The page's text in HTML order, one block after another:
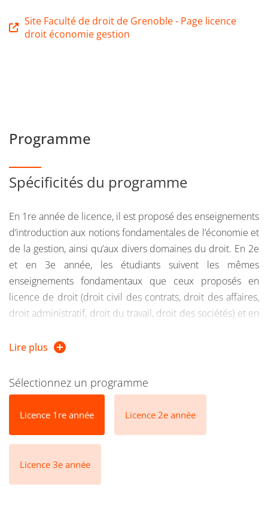
Site Faculté de droit de Grenoble - Page licence
droit économie gestion
Programme
Spécificités du programme
En 1re année de licence, il est proposé des enseignements
d’introduction aux notions fondamentales de l’économie et
de la gestion, ainsi qu’aux divers domaines du droit. En 2e
et en 3e année, les étudiants suivent les mêmes
enseignements fondamentaux que ceux proposés en
licence de droit (droit civil des contrats, droit des affaires,
droit administratif, droit du travail, droit des sociétés) et en
microéconomie, économie internationale et économie
années des enseignements spécialisés adaptés au
caractère bi-disciplinaire du parcours : analyse
économique du droit, droit économique, droit de la
droit fiscal des entreprises, droit de la concurrence,
économie du travail etc.
A la fin de chaque semestre, les étudiants qui le souhaitent
Lire plus
Sélectionnez un programme
Licence 1re année Licence 2e année
Licence 3e année